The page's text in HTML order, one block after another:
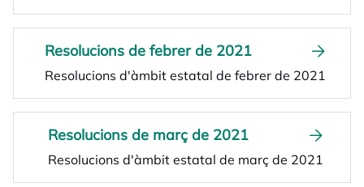
Resolucions de febrer de 2021
Resolucions d'àmbit estatal de febrer de 2021
Resolucions de març de 2021
Resolucions d'àmbit estatal de març de 2021